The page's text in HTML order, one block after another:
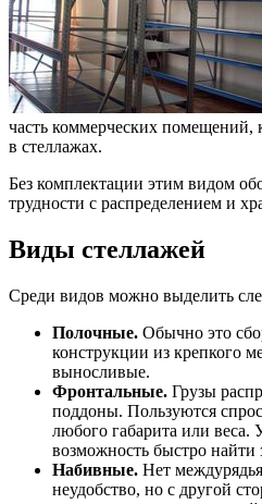
часть коммерческих помещений,
в стеллажах.
Без комплектации этим видом
трудности с распределением и
Виды стеллажей
Среди видов можно выделить
Полочные. Обычно это
конструкции из крепкого
выносливые.
Фронтальные. Грузы
поддоны. Пользуются
любого габарита или веса.
возможность быстро
Набивные. Нет
неудобство, но с другой